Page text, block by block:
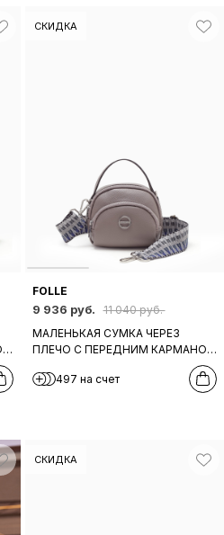
СКИДКА
FOLLE
9 936 руб.
11 040 руб.
МАЛЕНЬКАЯ СУМКА ЧЕРЕЗ
ПЛЕЧО С ПЕРЕДНИМ КАРМАНОМ
РЕМНЕМ ОТ FOLLE ИЗ КОЖИ
497 на счет
СКИДКА